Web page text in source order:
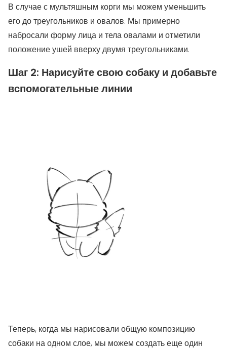
В случае с мультяшным корги мы можем уменьшить
его до треугольников и овалов. Мы примерно
набросали форму лица и тела овалами и отметили
положение ушей вверху двумя треугольниками.
Шаг 2: Нарисуйте свою собаку и добавьте
вспомогательные линии
Теперь, когда мы нарисовали общую композицию
собаки на одном слое, мы можем создать еще один